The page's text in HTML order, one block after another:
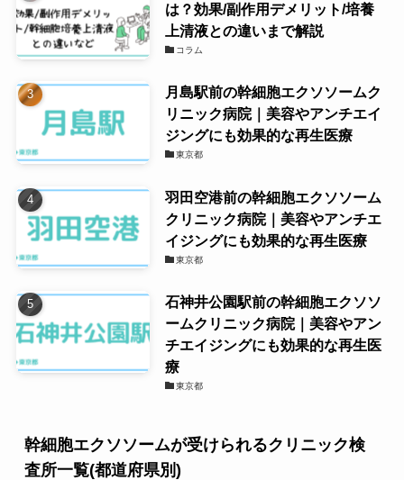
ローション
幹細胞ローシ
エクソソーム
ローション
49,800円
NMN／NAD点
眼剤
39,000円
エクソソーム
点眼剤
49,800円
幹細胞NMN／
エクソソーム
NMN／NAD点
は？効果/副作用デメリット/培養
上清液との違いまで解説
コラム
月島駅前の幹細胞エクソソームク
リニック病院｜美容やアンチエイ
ジングにも効果的な再生医療
東京都
羽田空港前の幹細胞エクソソーム
クリニック病院｜美容やアンチエ
イジングにも効果的な再生医療
東京都
石神井公園駅前の幹細胞エクソソ
ームクリニック病院｜美容やアン
チエイジングにも効果的な再生医
療
東京都
幹細胞エクソソームが受けられるクリニック検
査所一覧(都道府県別)